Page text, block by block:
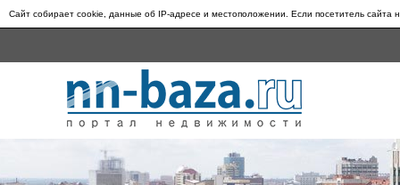
Сайт собирает cookie, данные об IP-адресе и местоположении. Если посетитель сайта